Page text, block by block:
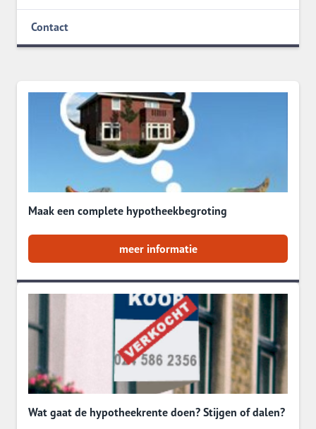
Contact
Maak een complete hypotheekbegroting
meer informatie
Wat gaat de hypotheekrente doen? Stijgen of dalen?